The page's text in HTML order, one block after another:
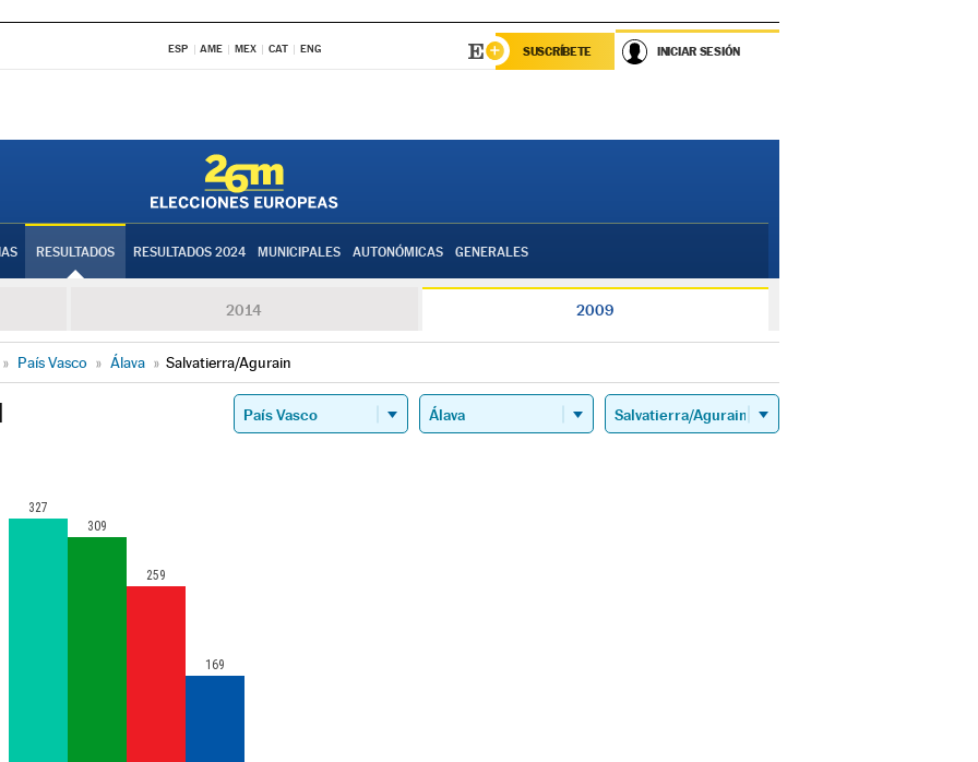
ESP AME MEX CAT ENG SUSCRÍBETE INICIAR SESIÓN
RESULTADOS RESULTADOS 2024 MUNICIPALES AUTONÓMICAS GENERALES
2014 2009
» País Vasco » Álava » Salvatierra/Agurain
327
309
259
169